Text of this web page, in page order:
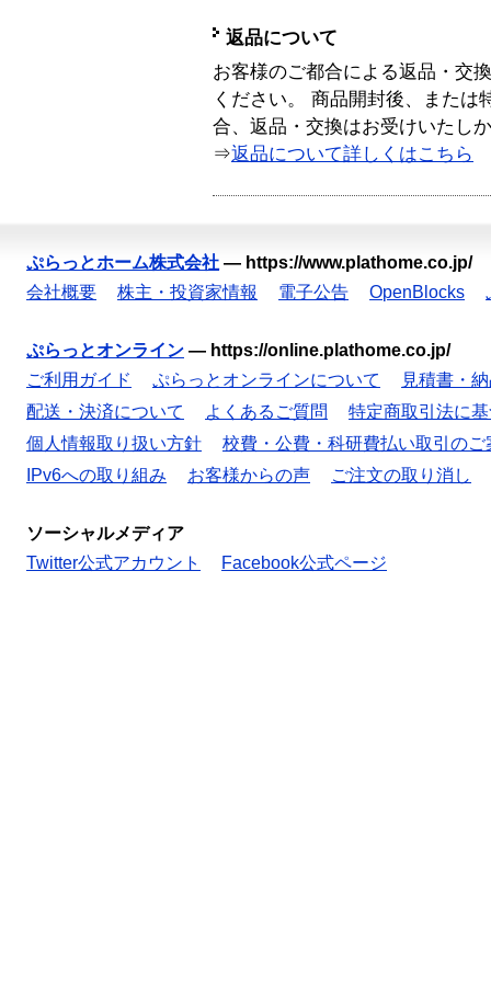
返品について
お客様のご都合による返品・交
ください。 商品開封後、または
合、返品・交換はお受けいたし
⇒返品について詳しくはこちら
ぷらっとホーム株式会社 — https://www.plathome.co.jp/
会社概要
株主・投資家情報 電子公告 OpenBlocks
ぷらっとオンライン — https://online.plathome.co.jp/
ご利用ガイド
ぷらっとオンラインについて
見積書・
配送・決済について
よくあるご質問
特定商取引法に
個人情報取り扱い方針
校費・公費・科研費払い取引のご
IPv6への取り組み
お客様からの声 ご注文の取り消し
ソーシャルメディア
Twitter公式アカウント
Facebook公式ページ